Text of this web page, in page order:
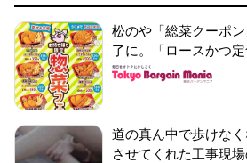
松のや「総菜クーポ
了に。「ロースかつ
道の真ん中で歩けな
させてくれた工事現